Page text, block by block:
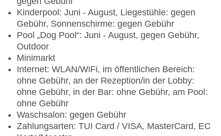
Kinderpool: Juni - August, Liegestühle: gegen
Gebühr, Sonnenschirme: gegen Gebühr
Pool „Dog Pool“: Juni - August, gegen Gebühr,
Outdoor
Minimarkt
Internet: WLAN/WiFi, im öffentlichen Bereich:
ohne Gebühr, an der Rezeption/in der Lobby:
ohne Gebühr, in der Bar: ohne Gebühr, am Pool:
ohne Gebühr
Waschsalon: gegen Gebühr
Zahlungsarten: TUI Card / VISA, MasterCard, EC